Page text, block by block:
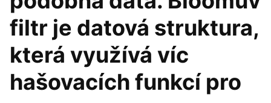
filtr je datová struktura,
která využívá víc
hašovacích funkcí pro